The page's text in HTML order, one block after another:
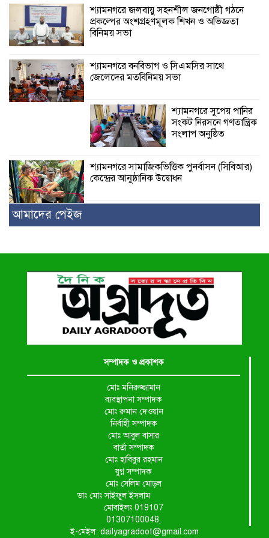
শ্যামনগরে জলবায়ু সহনশীল জনগোষ্ঠী গঠনে
প্রকল্পের অংশগ্রহণমূলক শিখন ও অভিজ্ঞতা
বিনিময় সভা
শ্যামনগরে বনবিভাগ ও সিএমসির সাথে
জেলেদের মতবিনিময় সভা
শ্যামনগরে সুপেয় পানির
সংকট নিরসনে গণতান্ত্রিক
সংলাপ অনুষ্ঠিত
শ্যামনগরে সামাজিকভিত্তিক পুনর্বাসন (সিবিআর)
কেন্দ্রের আনুষ্ঠানিক উদ্বোধন
আমাদের পেইজ
সম্পাদক ও প্রকাশক
মোঃ মনিরুজ্জামান
ব্যবস্থাপনা সম্পাদক
মোঃ রুমান দেওয়ান
নির্বাহী সম্পাদক
মোঃ আবুল বাসার
বার্তা সম্পাদক
মোঃ হাবিবুর রহমান
যুগ্ন সম্পাদক
মোঃ সেলিম মোড়ল
ডাঃ মোঃ সাইফুল ইসলাম
মোবাইলঃ 019107
01307100048,
ই-মেইল: dailyagradoot@gmail.com